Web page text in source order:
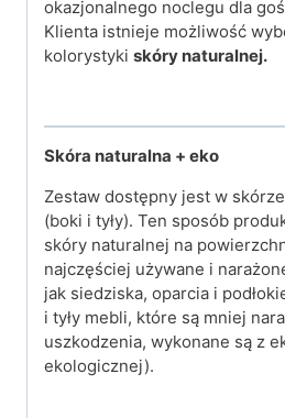
okazjonalnego noclegu dla
Klienta istnieje możliwość
kolorystyki skóry naturalnej.
Skóra naturalna + eko
Zestaw dostępny jest w
(boki i tyły). Ten sposób
skóry naturalnej na
najczęściej używane i
jak siedziska, oparcia i
i tyły mebli, które są mniej
uszkodzenia, wykonane są z
ekologicznej).